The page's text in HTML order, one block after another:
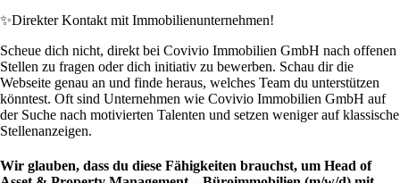
✨Direkter Kontakt mit Immobilienunternehmen!
Scheue dich nicht, direkt bei Covivio Immobilien GmbH nach offenen
Stellen zu fragen oder dich initiativ zu bewerben. Schau dir die
Webseite genau an und finde heraus, welches Team du unterstützen
könntest. Oft sind Unternehmen wie Covivio Immobilien GmbH auf
der Suche nach motivierten Talenten und setzen weniger auf klassische
Stellenanzeigen.
Wir glauben, dass du diese Fähigkeiten brauchst, um Head of